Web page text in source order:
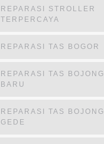
REPARASI STROLLER
TERPERCAYA
REPARASI TAS BOGOR
REPARASI TAS BOJONG
BARU
REPARASI TAS BOJONG
GEDE